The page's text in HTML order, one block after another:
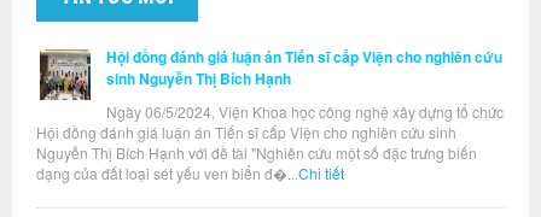
Hội đồng đánh giá luận án Tiến sĩ cấp Viện cho nghiên cứu
sinh Nguyễn Thị Bích Hạnh
Ngày 06/5/2024, Viện Khoa học công nghệ xây dựng tổ chức
Hội đồng đánh giá luận án Tiến sĩ cấp Viện cho nghiên cứu sinh
Nguyễn Thị Bích Hạnh với đề tài "Nghiên cứu một số đặc trưng biến
dạng của đất loại sét yếu ven biển đ�... Chi tiết